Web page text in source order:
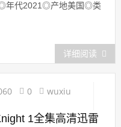
年代2021◎产地美国◎类
详细阅读
0 wuxiu
1全集高清迅雷